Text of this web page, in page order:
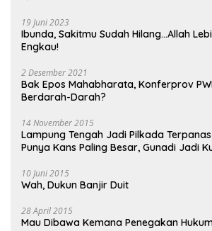
19 Juni 2023
Ibunda, Sakitmu Sudah Hilang…Allah
Engkau!
2 Desember 2021
Bak Epos Mahabharata, Konferprov
Berdarah-Darah?
14 November 2015
Lampung Tengah Jadi Pilkada
Punya Kans Paling Besar, Gunadi Jadi
10 Juni 2015
Wah, Dukun Banjir Duit
28 April 2015
Mau Dibawa Kemana Penegakan